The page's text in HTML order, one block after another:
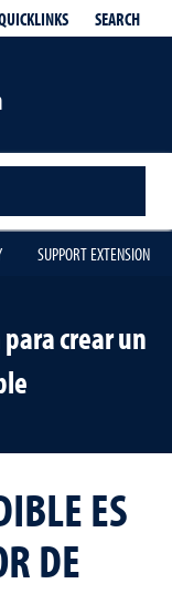
SEARCH
SUPPORT EXTENSION
crear un
ES
DE